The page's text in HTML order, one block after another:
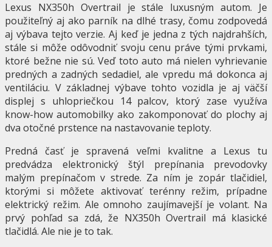
Lexus NX350h Overtrail je stále luxusným autom. Je
použiteľný aj ako parník na dlhé trasy, čomu zodpovedá
aj výbava tejto verzie. Aj keď je jedna z tých najdrahších,
stále si môže odôvodniť svoju cenu práve tými prvkami,
ktoré bežne nie sú. Veď toto auto má nielen vyhrievanie
predných a zadných sedadiel, ale vpredu má dokonca aj
ventiláciu. V základnej výbave tohto vozidla je aj väčší
displej s uhlopriečkou 14 palcov, ktorý zase využíva
know-how automobilky ako zakomponovať do plochy aj
dva otočné prstence na nastavovanie teploty.
Predná časť je spravená veľmi kvalitne a Lexus tu
predvádza elektronický štýl prepínania prevodovky
malým prepínačom v strede. Za ním je zopár tlačidiel,
ktorými si môžete aktivovať terénny režim, prípadne
elektrický režim. Ale omnoho zaujímavejší je volant. Na
prvý pohľad sa zdá, že NX350h Overtrail má klasické
tlačidlá. Ale nie je to tak.